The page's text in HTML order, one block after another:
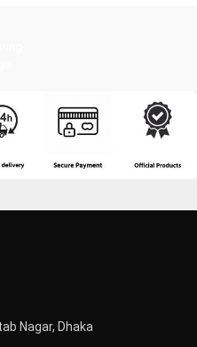
Nagar, Dhaka